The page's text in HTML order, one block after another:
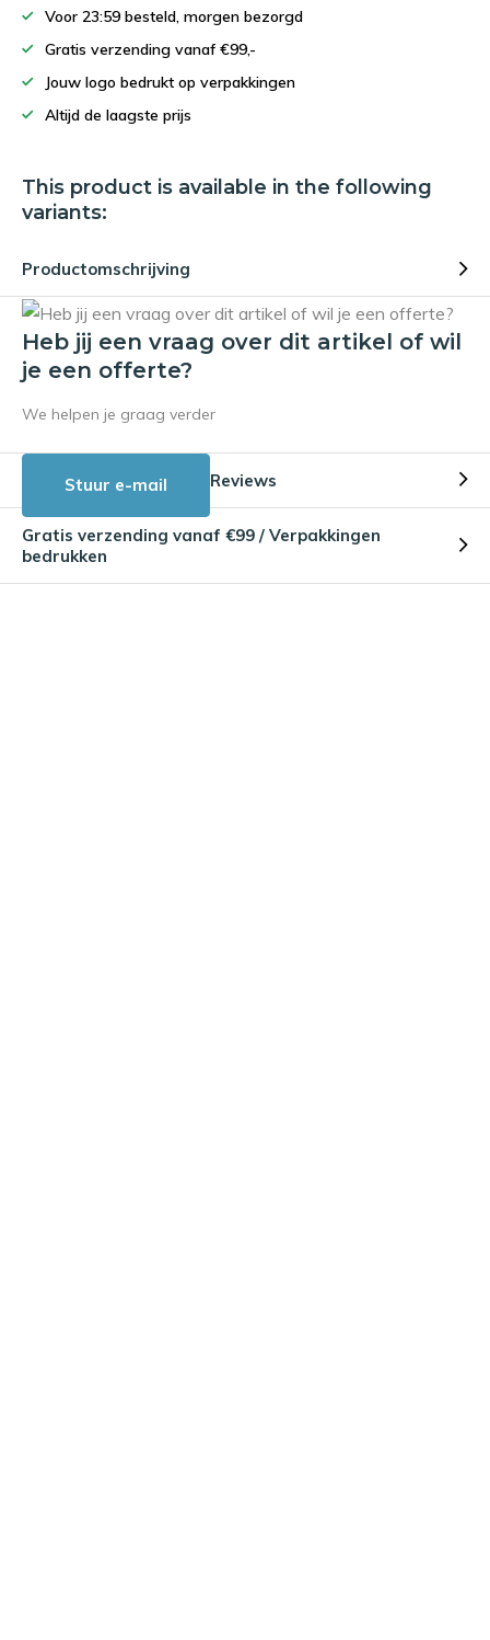
Voor 23:59 besteld, morgen bezorgd
Gratis verzending vanaf €99,-
Jouw logo bedrukt op verpakkingen
Altijd de laagste prijs
This product is available in the following
variants:
Productomschrijving
Heb jij een vraag over dit artikel of wil
je een offerte?
We helpen je graag verder
Stuur e-mail Reviews
Gratis verzending vanaf €99 / Verpakkingen
bedrukken